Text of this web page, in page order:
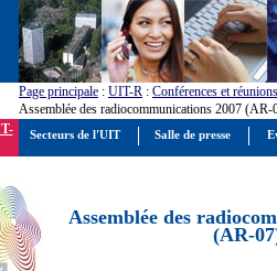
Page principale : UIT-R : Conférences et réunions
Assemblée des radiocommunications 2007 (AR-
Assemblée des
(AR-
Secteurs de l'UIT Salle de presse